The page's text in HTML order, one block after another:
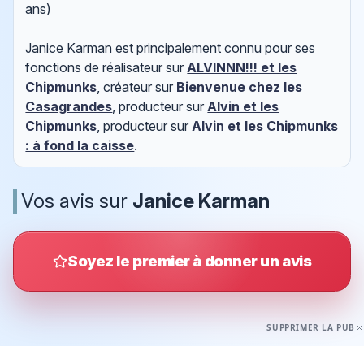
ans)
Janice Karman est principalement connu pour ses
fonctions de réalisateur surALVINNN!!! et les
Chipmunks, créateur sur Bienvenue chez les
Casagrandes, producteur surAlvin et les
Chipmunks, producteur surAlvin et les Chipmunks
: à fond la caisse.
Vos avis sur Janice Karman
Soyez le premier à donner un avis
SUPPRIMER LA PUB